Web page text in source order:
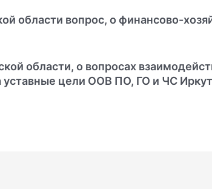
области вопрос, о финансово-
области, о вопросах
цели ООВ ПО, ГО и ЧС